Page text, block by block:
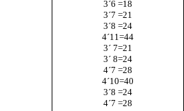
3´6 =18
3´7 =21
3´8 =24
4´11=44
3´ 7=21
3´ 8=24
4´7 =28
4´10=40
3´8 =24
4´7 =28